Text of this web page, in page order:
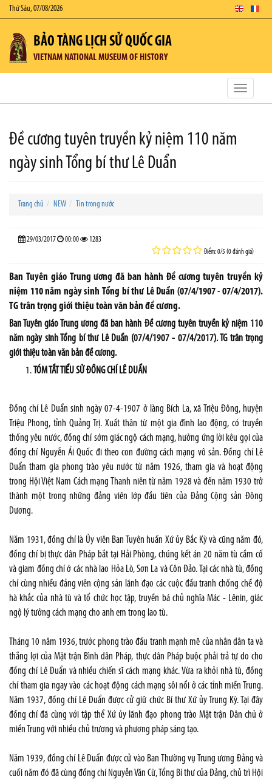
Thứ Sáu, 07/08/2026
BẢO TÀNG LỊCH SỬ QUỐC GIA
VIETNAM NATIONAL MUSEUM OF HISTORY
Toggle
Đề cương tuyên truyền kỷ niệm 110 năm
ngày sinh Tổng bí thư Lê Duẩn
Trang chủ NEW Tin trong nước
29/03/2017 00:00 1283
Điểm: 0/5 (0 đánh giá)
Ban Tuyên giáo Trung ương đã ban hành Đề cương tuyên truyền kỷ
niệm 110 năm ngày sinh Tổng bí thư Lê Duẩn (07/4/1907 - 07/4/2017).
TG trân trọng giới thiệu toàn văn bản đề cương.
Ban Tuyên giáo Trung ương đã ban hành Đề cương tuyên truyền kỷ niệm 110
năm ngày sinh Tổng bí thư Lê Duẩn (07/4/1907 - 07/4/2017). TG trân trọng
giới thiệu toàn văn bản đề cương.
TÓM TẮT TIỂU SỬ ĐỒNG CHÍ LÊ DUẨN
Đồng chí Lê Duẩn sinh ngày 07-4-1907 ở làng Bích La, xã Triệu Đông, huyện
Triệu Phong, tỉnh Quảng Trị. Xuất thân từ một gia đình lao động, có truyền
thống yêu nước, đồng chí sớm giác ngộ cách mạng, hưởng ứng lời kêu gọi của
đồng chí Nguyễn Ái Quốc đi theo con đường cách mạng vô sản. Đồng chí Lê
Duẩn tham gia phong trào yêu nước từ năm 1926, tham gia và hoạt động
trong Hội Việt Nam Cách mạng Thanh niên từ năm 1928 và đến năm 1930 trở
thành một trong những đảng viên lớp đầu tiên của Đảng Cộng sản Đông
Dương.
Năm 1931, đồng chí là Ủy viên Ban Tuyên huấn Xứ ủy Bắc Kỳ và cũng năm đó,
đồng chí bị thực dân Pháp bắt tại Hải Phòng, chúng kết án 20 năm tù cầm cố
và giam đồng chí ở các nhà lao Hỏa Lò, Sơn La và Côn Đảo. Tại các nhà tù, đồng
chí cùng nhiều đảng viên cộng sản lãnh đạo các cuộc đấu tranh chống chế độ
hà khắc của nhà tù và tổ chức học tập, truyền bá chủ nghĩa Mác - Lênin, giác
ngộ lý tưởng cách mạng cho anh em trong lao tù.
Tháng 10 năm 1936, trước phong trào đấu tranh mạnh mẽ của nhân dân ta và
thắng lợi của Mặt trận Bình dân Pháp, thực dân Pháp buộc phải trả tự do cho
đồng chí Lê Duẩn và nhiều chiến sĩ cách mạng khác. Vừa ra khỏi nhà tù, đồng
chí tham gia ngay vào các hoạt động cách mạng sôi nổi ở các tỉnh miền Trung.
Năm 1937, đồng chí Lê Duẩn được cử giữ chức Bí thư Xứ ủy Trung Kỳ. Tại đây
đồng chí đã cùng với tập thể Xứ ủy lãnh đạo phong trào Mặt trận Dân chủ ở
miền Trung với nhiều chủ trương và phương pháp sáng tạo.
Năm 1939, đồng chí Lê Duẩn được cử vào Ban Thường vụ Trung ương Đảng và
cuối năm đó đã cùng đồng chí Nguyễn Văn Cừ, Tổng Bí thư của Đảng, chủ trì Hội